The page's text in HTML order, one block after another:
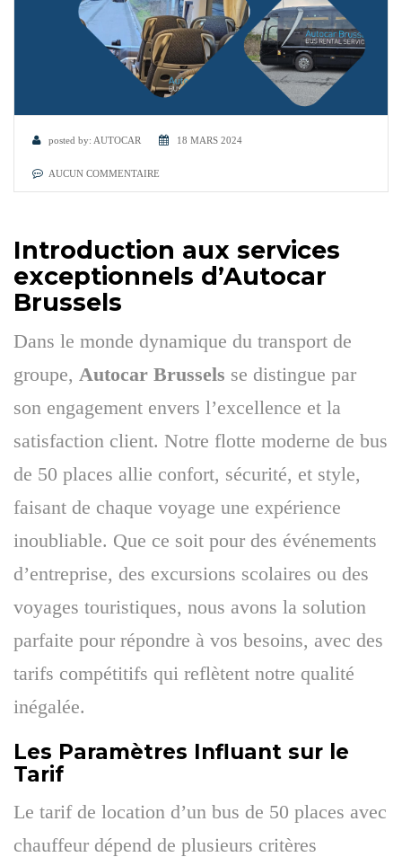
posted by: AUTOCAR 18 MARS 2024
AUCUN COMMENTAIRE
Introduction aux services
exceptionnels d’Autocar
Brussels
Dans le monde dynamique du transport de
groupe, Autocar Brussels se distingue par
son engagement envers l’excellence et la
satisfaction client. Notre flotte moderne de bus
de 50 places allie confort, sécurité, et style,
faisant de chaque voyage une expérience
inoubliable. Que ce soit pour des événements
d’entreprise, des excursions scolaires ou des
voyages touristiques, nous avons la solution
parfaite pour répondre à vos besoins, avec des
tarifs compétitifs qui reflètent notre qualité
inégalée.
Les Paramètres Influant sur le
Tarif
Le tarif de location d’un bus de 50 places avec
chauffeur dépend de plusieurs critères